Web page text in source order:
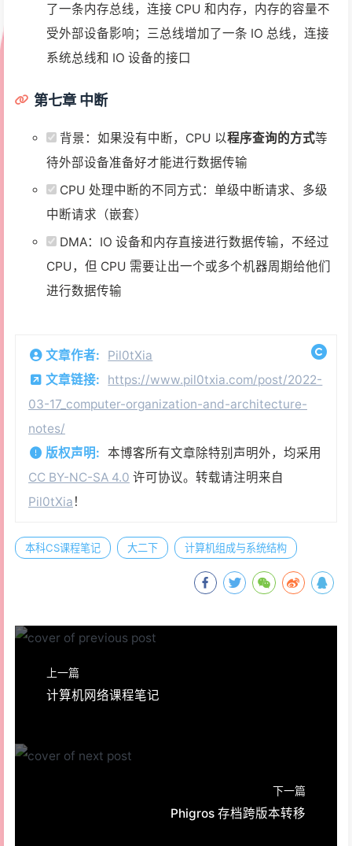
了一条内存总线，连接 CPU 和内存，内存的容量不
受外部设备影响；三总线增加了一条 IO 总线，连接
系统总线和 IO 设备的接口
第七章 中断
背景：如果没有中断，CPU 以程序查询的方式等
待外部设备准备好才能进行数据传输
CPU 处理中断的不同方式：单级中断请求、多级
中断请求（嵌套）
DMA：IO 设备和内存直接进行数据传输，不经过
CPU，但 CPU 需要让出一个或多个机器周期给他们
进行数据传输
文章作者:
Pil0tXia
文章链接:
https://www.pil0txia.com/post/2022-
03-17_computer-organization-and-architecture-
notes/
版权声明: 本博客所有文章除特别声明外，均采用
CC BY-NC-SA 4.0 许可协议。转载请注明来自
Pil0tXia ！
本科CS课程笔记 大二下 计算机组成与系统结构
上一篇
计算机网络课程笔记
下一篇
Phigros 存档跨版本转移